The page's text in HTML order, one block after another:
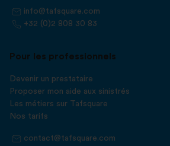
info@tafsquare.com
+32 (0)2 808 30 83
Pour les professionnels
Devenir un prestataire
Proposer mon aide aux sinistrés
Les métiers sur Tafsquare
Nos tarifs
contact@tafsquare.com